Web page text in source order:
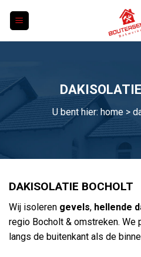
U bent hier: home>
DAKISOLATIE BOCHOLT
Wij isoleren gevels, hellende
regio Bocholt & omstreken.
langs de buitenkant als de